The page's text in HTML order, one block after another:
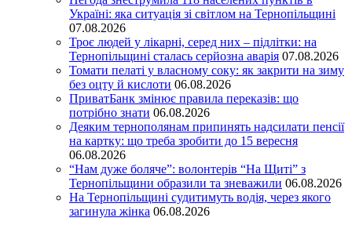
Україні: яка ситуація зі світлом на Тернопільщині
07.08.2026
Троє людей у лікарні, серед них – підлітки: на
Тернопільщині сталась серйозна аварія 07.08.2026
Томати пелаті у власному соку: як закрити на зиму
без оцту й кислоти 06.08.2026
ПриватБанк змінює правила переказів: що
потрібно знати 06.08.2026
Деяким тернополянам припинять надсилати пенсії
на картку: що треба зробити до 15 вересня
06.08.2026
“Нам дуже боляче”: волонтерів “На Щиті” з
Тернопільщини образили та зневажили 06.08.2026
На Тернопільщині судитимуть водія, через якого
загинула жінка 06.08.2026